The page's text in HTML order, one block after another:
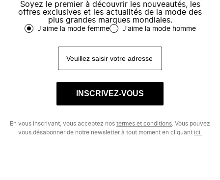
Soyez le premier à découvrir les nouveautés, les
offres exclusives et les actualités de la mode des
plus grandes marques mondiales.
J'aime la mode femme J'aime la mode homme
INSCRIVEZ-VOUS
En vous inscrivant, vous acceptez nos termes et conditions . Vous pouvez
vous désabonner de notre newsletter à tout moment en cliquant ici.